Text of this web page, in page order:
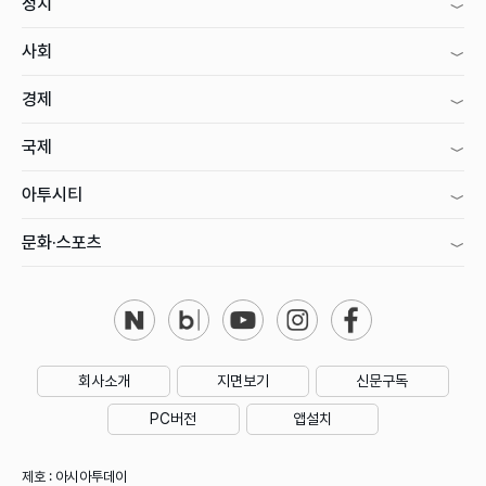
사회
경제
국제
아투시티
문화·스포츠
회사소개 지면보기 신문구독
PC버전 앱설치
제호 : 아시아투데이